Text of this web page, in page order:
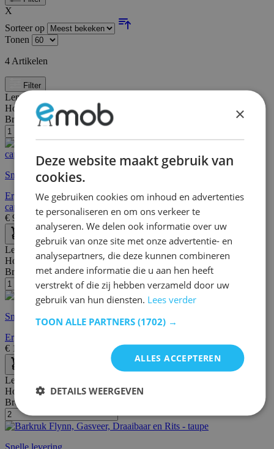
X
Sorteer op
Tonen
4 Artikelen
Filter
Lengte:
Hoogte:117 cm
Breedte/diepte:
64 cm
Snelle levering
Ergonomische bureaustoel met armleuningen, hoogte 55-75 cm,
capaciteit 120 kg
€ 95,95 € 165,00
Lengte:44 cm
Hoogte:115 cm
Breedte/diepte:38 cm
Snelle levering
Ergonomische bureaustoel: Zwart/Rood | 150 kg
€ 189,00
Lengte:
Hoogte:107 cm
Breedte/diepte:
Snelle levering
×
Deze website maakt gebruik van
cookies.
We gebruiken cookies om inhoud en advertenties
te personaliseren en om ons verkeer te
analyseren. We delen ook informatie over uw
gebruik van onze site met onze advertentie- en
analysepartners, die deze kunnen combineren
met andere informatie die u aan hen heeft
verstrekt of die zij hebben verzameld door uw
gebruik van hun diensten. Lees verder
TOON ALLE PARTNERS (1702) →
ALLES ACCEPTEREN
DETAILS WEERGEVEN